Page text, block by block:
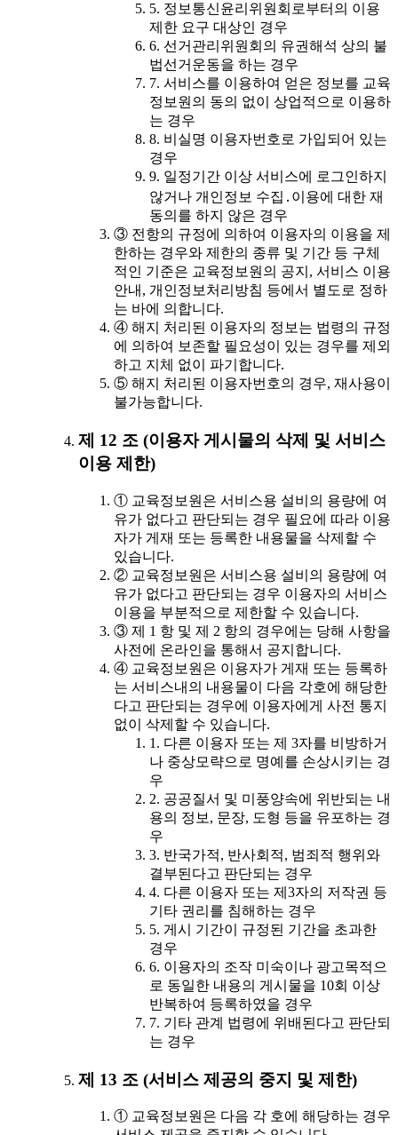
5. 정보통신윤리위원회로부터의 이용
제한 요구 대상인 경우
6. 선거관리위원회의 유권해석 상의 불
법선거운동을 하는 경우
7. 서비스를 이용하여 얻은 정보를 교육
정보원의 동의 없이 상업적으로 이용하
는 경우
8. 비실명 이용자번호로 가입되어 있는
경우
9. 일정기간 이상 서비스에 로그인하지
않거나 개인정보 수집․이용에 대한 재
동의를 하지 않은 경우
③ 전항의 규정에 의하여 이용자의 이용을 제
한하는 경우와 제한의 종류 및 기간 등 구체
적인 기준은 교육정보원의 공지, 서비스 이용
안내, 개인정보처리방침 등에서 별도로 정하
는 바에 의합니다.
④ 해지 처리된 이용자의 정보는 법령의 규정
에 의하여 보존할 필요성이 있는 경우를 제외
하고 지체 없이 파기합니다.
⑤ 해지 처리된 이용자번호의 경우, 재사용이
불가능합니다.
제 12 조 (이용자 게시물의 삭제 및 서비스
이용 제한)
① 교육정보원은 서비스용 설비의 용량에 여
유가 없다고 판단되는 경우 필요에 따라 이용
자가 게재 또는 등록한 내용물을 삭제할 수
있습니다.
② 교육정보원은 서비스용 설비의 용량에 여
유가 없다고 판단되는 경우 이용자의 서비스
이용을 부분적으로 제한할 수 있습니다.
③ 제 1 항 및 제 2 항의 경우에는 당해 사항을
사전에 온라인을 통해서 공지합니다.
④ 교육정보원은 이용자가 게재 또는 등록하
는 서비스내의 내용물이 다음 각호에 해당한
다고 판단되는 경우에 이용자에게 사전 통지
없이 삭제할 수 있습니다.
1. 다른 이용자 또는 제 3자를 비방하거
나 중상모략으로 명예를 손상시키는 경
우
2. 공공질서 및 미풍양속에 위반되는 내
용의 정보, 문장, 도형 등을 유포하는 경
우
3. 반국가적, 반사회적, 범죄적 행위와
결부된다고 판단되는 경우
4. 다른 이용자 또는 제3자의 저작권 등
기타 권리를 침해하는 경우
5. 게시 기간이 규정된 기간을 초과한
경우
6. 이용자의 조작 미숙이나 광고목적으
로 동일한 내용의 게시물을 10회 이상
반복하여 등록하였을 경우
7. 기타 관계 법령에 위배된다고 판단되
는 경우
제 13 조 (서비스 제공의 중지 및 제한)
① 교육정보원은 다음 각 호에 해당하는 경우